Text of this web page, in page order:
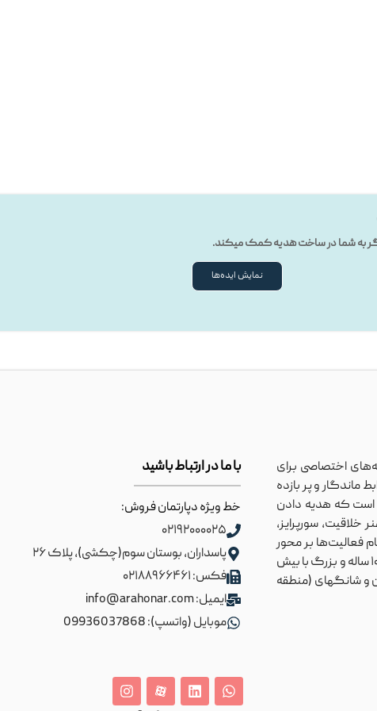
به شما در ساخت هدیه کمک میکند.
نمایش ایده‌ها
اختصاصی برای
و پر بازده
است که هدیه دادن
سورپرایز،
فعالیت‌ها بر محور
این ارزش‌ها پیش برده می‌شوند. آراهنر مجموعه‌ای با تجربه ۱۰ ساله و بزرگ با بیش
و شانگهای (منطقه
با ما در ارتباط باشید
خط ویژه دپارتمان فروش:
۰۲۱۹۲۰۰۰۰۲۵
پاسداران، بوستان سوم(چکشی)، پلاک ۲۶
فکس: ۰۲۱۸۸۹۶۶۴۶۱
ایمیل: info@arahonar.com
موبایل (واتسپ): 09936037868